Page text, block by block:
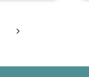
Sljedeća